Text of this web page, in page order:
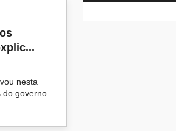
nesta
do governo